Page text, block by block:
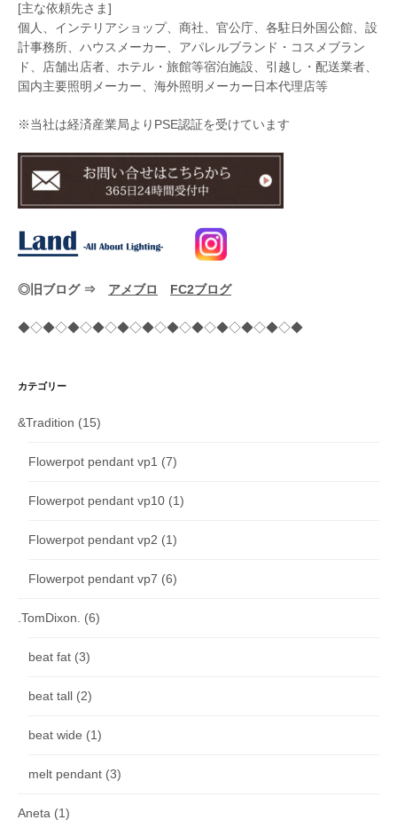
[主な依頼先さま]
個人、インテリアショップ、商社、官公庁、各駐日外国公館、設
計事務所、ハウスメーカー、アパレルブランド・コスメブラン
ド、店舗出店者、ホテル・旅館等宿泊施設、引越し・配送業者、
国内主要照明メーカー、海外照明メーカー日本代理店等
※当社は経済産業局よりPSE認証を受けています
◎旧ブログ ⇒ アメブロ FC2ブログ
◆◇◆◇◆◇◆◇◆◇◆◇◆◇◆◇◆◇◆◇◆◇◆
カテゴリー
&Tradition (15)
Flowerpot pendant vp1 (7)
Flowerpot pendant vp10 (1)
Flowerpot pendant vp2 (1)
Flowerpot pendant vp7 (6)
.TomDixon. (6)
beat fat (3)
beat tall (2)
beat wide (1)
melt pendant (3)
Aneta (1)